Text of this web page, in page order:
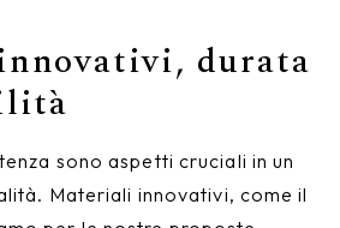
durata
sono aspetti cruciali in un
Materiali innovativi, come il